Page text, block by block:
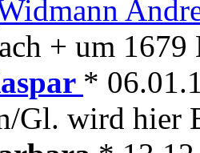
+ um 1679
*
Gl. wird hier